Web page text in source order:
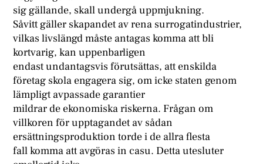
sig gällande, skall undergå uppmjukning.
Såvitt gäller skapandet av rena surrogatindustrier,
vilkas livslängd måste antagas komma att bli
kortvarig, kan uppenbarligen
endast undantagsvis förutsättas, att enskilda
företag skola engagera sig, om icke staten genom
lämpligt avpassade garantier
mildrar de ekonomiska riskerna. Frågan om
villkoren för upptagandet av sådan
ersättningsproduktion torde i de allra flesta
fall komma att avgöras in casu. Detta utesluter